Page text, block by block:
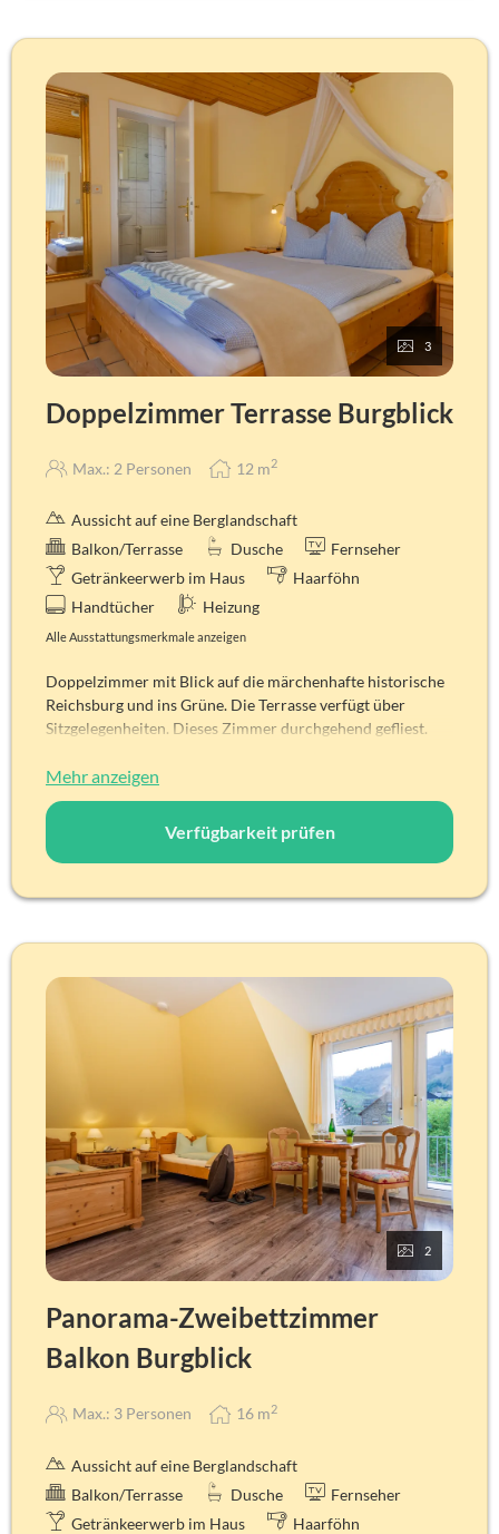
2 Badezimmer
Satelliten-TV
Verdunklungsmöglichkeit
Einrichtung aus Massivholz mit hellem Holzton, Fenster
zum Öffnen, Telefon mit möglichem Weckruf, Leselampen,
Wandspiegel, 2 x LCD-Flachbild TV-26-Zoll (Integriertes
Radio) mit Satellitenempfang, digitale Gästemappe, über
WLAN mit eigenem Gerät
Badausstattung
WC, Dusche, Waschbecken, Hotel-Föhn, Hair- und
Bodyshampoo, Kosmetiktücher, Hygienebag, Handtuch,
Duschtuch, Bademantel (auf Anfrage).
Abweichungen möglich!
3
Doppelzimmer Terrasse Burgblick
Max.: 2 Personen 12 m2
Aussicht auf eine Berglandschaft
Balkon/Terrasse
Dusche
Fernseher
Getränkeerwerb im Haus
Haarföhn
Handtücher
Heizung
Alle Ausstattungsmerkmale anzeigen
Doppelzimmer mit Blick auf die märchenhafte historische
Reichsburg und ins Grüne. Die Terrasse verfügt über
Sitzgelegenheiten. Dieses Zimmer durchgehend gefliest.
Zimmerdetails
Gesamtbelegung: 2 Personen
Betten: Französiches Bett (2 Matratzen) 140 x 200
cm,
Verdunklungsmöglichkeit
zum Öffnen, Telefon am Bett mit möglichem Weckruf,
Leselampen, Wandspiegel, LCD-Flachbild TV-26-Zoll
(Integriertes Radio) mit Satellitenempfang, digitale
Gästemappe, über WLAN mit eigenem Gerät
WC, Dusche, Waschbecken, Hotel-Föhn, Hair- und
Bodyshampoo, Kosmetiktücher, Hygienebag, Handtuch,
Duschtuch, Bademantel (auf Anfrage).
Je nach Zimmer kann die Ausstattung leicht abweichen!
Mehr anzeigen
Verfügbarkeit prüfen
2
Panorama-Zweibettzimmer
Balkon Burgblick
Max.: 3 Personen 16 m2
Aussicht auf eine Berglandschaft
Balkon/Terrasse
Dusche
Fernseher
Getränkeerwerb im Haus
Haarföhn